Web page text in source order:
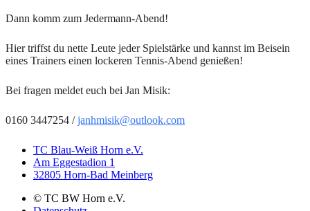
Dann komm zum Jedermann-Abend!
Hier triffst du nette Leute jeder Spielstärke und kannst im Beisein
eines Trainers einen lockeren Tennis-Abend genießen!
Bei fragen meldet euch bei Jan Misik:
0160 3447254 /janhmisik@outlook.com
TC Blau-Weiß Horn e.V.
Am Eggestadion 1
32805 Horn-Bad Meinberg
© TC BW Horn e.V.